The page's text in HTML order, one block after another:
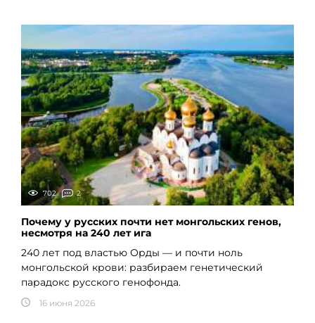
702 2
Почему у русских почти нет монгольских генов,
несмотря на 240 лет ига
240 лет под властью Орды — и почти ноль
монгольской крови: разбираем генетический
парадокс русского генофонда.
16 июня 2026